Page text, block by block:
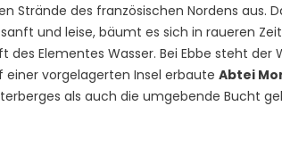
Strände des französischen Nordens aus.
und leise, bäumt es sich in raueren
des Elementes Wasser. Bei Ebbe steht
einer vorgelagerten Insel erbaute Abtei
als auch die umgebende Bucht